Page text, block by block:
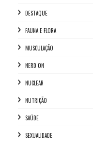
DESTAQUE
FAUNA E FLORA
MUSCULAÇÃO
NERD ON
NUCLEAR
NUTRIÇÃO
SAÚDE
SEXUALIDADE